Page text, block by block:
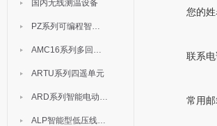
国内无线测温设备
PZ系列可编程智能表
AMC16系列多回路监控装置
ARTU系列四遥单元
ARD系列智能电动机保护器
ALP智能型低压线路保护装置
您的姓
联系电
常用邮